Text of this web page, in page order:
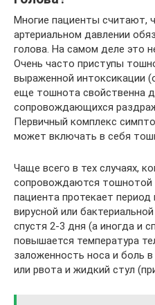
Многие пациенты считают,
артериальном давлении
голова. На самом деле это
Очень часто приступы
выраженной интоксикации
еще тошнота свойственна
сопровождающихся
Первичный комплекс
может включать в себя
Чаще всего в тех случаях,
сопровождаются тошнотой
пациента протекает
вирусной или
спустя 2-3 дня (а иногда и
повышается температура
заложенность носа и боль
или рвота и жидкий стул